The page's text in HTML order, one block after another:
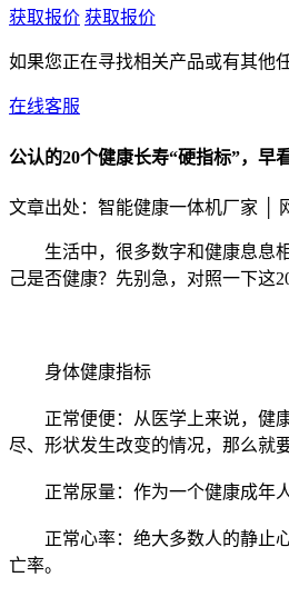
获取报价 获取报价
如果您正在寻找相关产品或有其他
在线客服
公认的20个健康长寿“硬指标”，早
文章出处：智能健康一体机厂家 │
生活中，很多数字和健康息息相
己是否健康？先别急，对照一下这
身体健康指标
正常便便：从医学上来说，健康
尽、形状发生改变的情况，那么就
正常尿量：作为一个健康成年人
正常心率：绝大多数人的静止心
亡率。